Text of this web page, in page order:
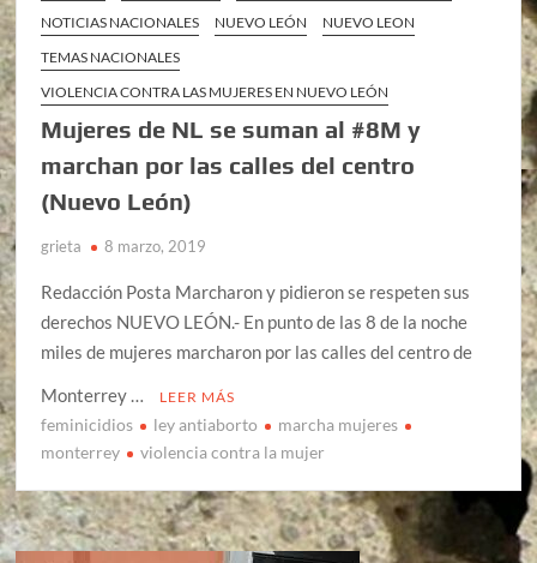
NOTICIAS NACIONALES
NUEVO LEÓN
NUEVO LEON
TEMAS NACIONALES
VIOLENCIA CONTRA LAS MUJERES EN NUEVO LEÓN
Mujeres de NL se suman al #8M y
marchan por las calles del centro
(Nuevo León)
grieta 8 marzo, 2019
Redacción Posta Marcharon y pidieron se respeten sus
derechos NUEVO LEÓN.- En punto de las 8 de la noche
miles de mujeres marcharon por las calles del centro de
Monterrey …
LEER MÁS
feminicidios ley antiaborto
marcha mujeres
monterrey
violencia contra la mujer